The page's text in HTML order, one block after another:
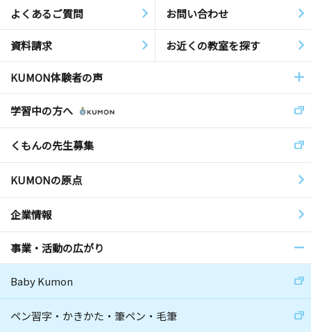
よくあるご質問 お問い合わせ
資料請求 お近くの教室を探す
KUMON体験者の声
学習中の方へ
くもんの先生募集
KUMONの原点
企業情報
事業・活動の広がり
Baby Kumon
ペン習字・かきかた・筆ペン・毛筆